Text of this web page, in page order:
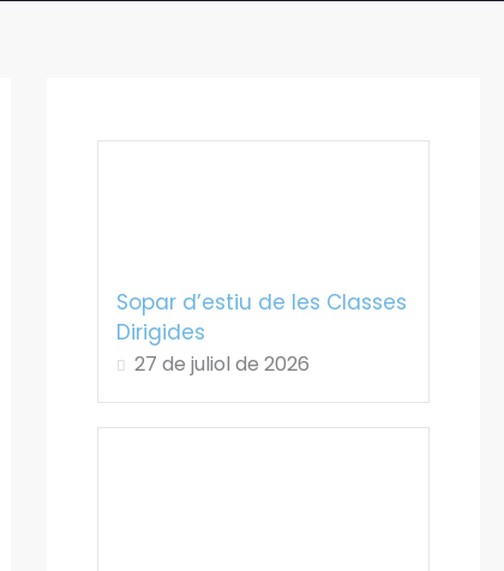
Sopar d’estiu de les Classes
Dirigides
27 de juliol de 2026